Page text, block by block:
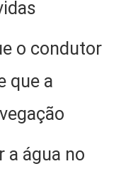
o condutor
que a
a água no